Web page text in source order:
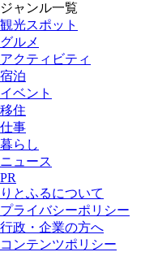
ジャンル一覧
観光スポット
グルメ
アクティビティ
宿泊
イベント
移住
仕事
暮らし
ニュース
PR
りとふるについて
プライバシーポリシー
行政・企業の方へ
コンテンツポリシー